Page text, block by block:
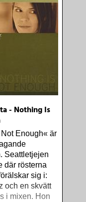
- Nothing Is
Enough« är
Seattletjejen
där rösterna
sig i:
och en skvätt
i mixen. Hon